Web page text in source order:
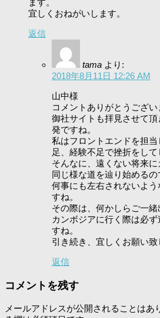
ます。
宜しくおねがいします。
返信
tama より:
2018年8月11日 12:26 AM
山中様
コメントありがとうござ
御社サイトも拝見させて
発ですね。
私はフロントエンドを担
足、経験不足で挫折をして
そんなに、遠くない将来
同じ様な道を辿り始めるの
何事にも左右されないよ
すね。
その際は、何かしらご一緒
カンボジアに行く際は必
すね。
引き続き、宜しくお願い致
返信
コメントを残す
メールアドレスが公開されることはあ